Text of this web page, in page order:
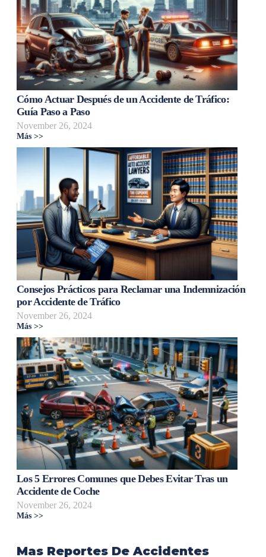
Cómo Actuar Después de un Accidente de Tráfico:
Guía Paso a Paso
November 26, 2024
Más >>
Consejos Prácticos para Reclamar una Indemnización
por Accidente de Tráfico
November 26, 2024
Más >>
Los 5 Errores Comunes que Debes Evitar Tras un
Accidente de Coche
November 26, 2024
Más >>
Mas Reportes De Accidentes